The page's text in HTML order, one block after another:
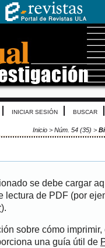
INICIAR SESIÓN BUSCAR
Inicio > Núm. 54 (35) >
se debe cargar
lectura de PDF (por
).
sobre cómo
una guía útil de